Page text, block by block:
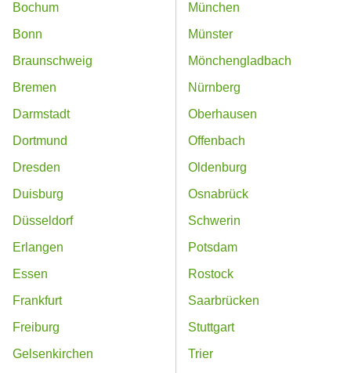
Bochum
Bonn
Braunschweig
Bremen
Darmstadt
Dortmund
Dresden
Duisburg
Düsseldorf
Erlangen
Essen
Frankfurt
Freiburg
Gelsenkirchen
München
Münster
Mönchengladbach
Nürnberg
Oberhausen
Offenbach
Oldenburg
Osnabrück
Schwerin
Potsdam
Rostock
Saarbrücken
Stuttgart
Trier